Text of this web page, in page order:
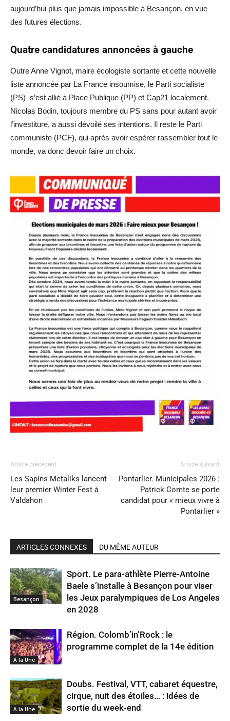
aujourd’hui plus que jamais impossible à Besançon, en vue
des futures élections.
Quatre candidatures annoncées à gauche
Outre Anne Vignot, maire écologiste sortante et cette nouvelle
liste annoncée par La France insoumise, le Parti socialiste
(PS) s’est allié à Place Publique (PP) et Cap21 localement.
Nicolas Bodin, toujours membre du PS sans pour autant avoir
l’investiture, a aussi dévoilé ses intentions. Il reste le Parti
communiste (PCF), qui après avoir espérer rassembler tout le
monde, va donc devoir faire un choix.
Article précédent
Les Sapins Metaliks lancent
leur premier Winter Fest à
Valdahon
Article suivant
Pontarlier. Municipales 2026 :
Patrick Comte se porte
candidat pour « mieux vivre à
Pontarlier »
ARTICLES CONNEXES DU MÊME AUTEUR
Besançon
Sport. Le para-athlète Pierre-Antoine
Baele s’installe à Besançon pour viser
les Jeux paralympiques de Los Angeles
en 2028
A la Une
Région. Colomb’in’Rock : le
programme complet de la 14e édition
A la Une
Doubs. Festival, VTT, cabaret équestre,
cirque, nuit des étoiles… : idées de
sortie du week-end